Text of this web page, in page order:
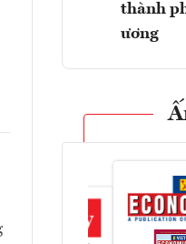
thành
ương